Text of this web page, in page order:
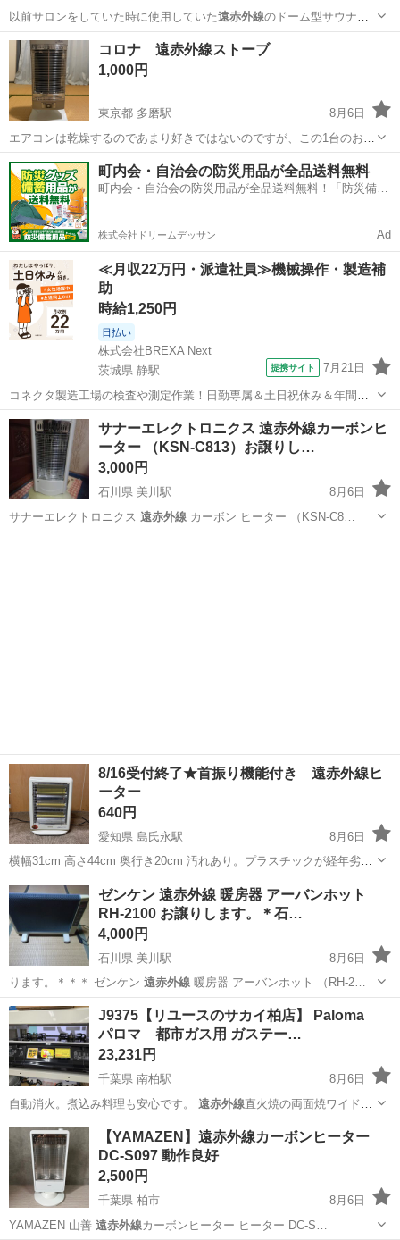
以前サロンをしていた時に使用していた遠赤外線のドーム型サウナで
す。 外観 使用感…
兵庫 宝塚市 小林駅 美容家電
コロナ 遠赤外線ストーブ
1,000円
東京都 多磨駅
8月6日
エアコンは乾燥するのであまり好きではないのですが、この1台のおか
げで冬もエアコンをつけずに過ごせました。 ご質問等ありましたらお
気軽にご連絡下さい。
東京 府中市 多磨駅 季節、空調家電 遠赤外線
町内会・自治会の防災用品が全品送料無料
町内会・自治会の防災用品が全品送料無料！「防災備蓄
株式会社ドリームデッサン Ad
≪月収22万円・派遣社員≫機械操作・製造補
助
時給1,250円
日払い
株式会社BREXA Next
茨城県 静駅
提携サイト 7月21日
コネクタ製造工場の検査や測定作業！日勤専属＆土日祝休み＆年間休
日128日★クリーンルーム内作業★マイカー通勤OK＆無料駐車場あり
★就業先食堂利用可！日払い制度あり！《茨城県常陸大宮市》 人気の
工場のお仕事 ◇コネクタ製造工...
茨城 常陸大宮市
サナーエレクトロニクス 遠赤外線カーボンヒ
ーター （KSN-C813）お譲りし…
3,000円
石川県 美川駅
8月6日
サナーエレクトロニクス 遠赤外線カーボン ヒーター （KSN-C8…
8/16受付終了★首振り機能付き 遠赤外線ヒ
ーター
640円
愛知県 島氏永駅
8月6日
横幅31cm 高さ44cm 奥行き20cm 汚れあり。プラスチックが経年劣化
で剥れている箇所があります。動作は問題なくできます。
愛知 一宮市 島氏永駅 季節、空調家電 プラスチック
ゼンケン 遠赤外線 暖房器 アーバンホット
RH-2100 お譲りします。＊石…
4,000円
石川県 美川駅
8月6日
ります。＊＊＊ ゼンケン 遠赤外線暖房器 アーバンホット （RH-2…
石川 白山市 美川駅 季節、空調家電 遠赤外線
J9375【リユースのサカイ柏店】 Paloma
パロマ 都市ガス用 ガステー…
23,231円
千葉県 南柏駅
8月6日
自動消火。煮込み料理も安心です。 遠赤外線直火焼の両面焼ワイドグ
リルにオートメ…
千葉 柏市 調理器具 グリル
【YAMAZEN】遠赤外線カーボンヒーター
DC-S097 動作良好
2,500円
千葉県 柏市
8月6日
YAMAZEN 山善 遠赤外線カーボンヒーター ヒーター DC-S…